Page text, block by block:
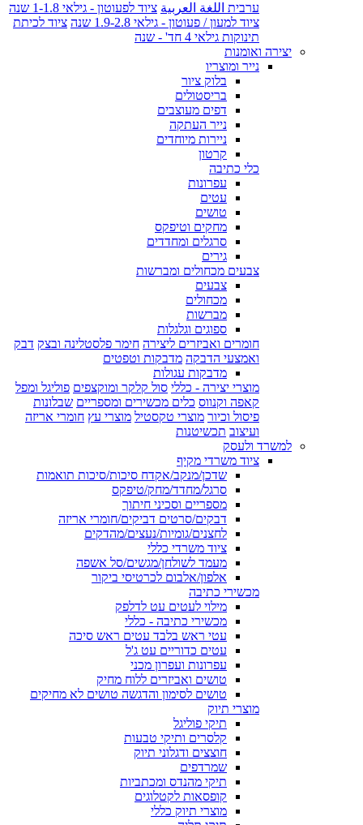
ערבית اللغة العربية ציוד לפעוטון - גילאי 1-1.8 שנה
ציוד למעון / פעוטון - גילאי 1.9-2.8 שנה
ציוד לכיתת
תינוקות גילאי 4 חד' - שנה
יצירה ואומנות
נייר ומוצריו
בלוק ציור
בריסטולים
דפים מעוצבים
נייר העתקה
ניירות מיוחדים
קרטון
כלי כתיבה
עפרונות
עטים
טושים
מחקים וטיפקס
סרגלים ומחדדים
גירים
צבעים מכחולים ומברשות
צבעים
מכחולים
מברשות
ספוגים וגלגלות
חומרים ואביזרים ליצירה חימר פלסטלינה ובצק דבק
ואמצעי הדבקה מדבקות וטפטים
מדבקות עגולות
מוצרי יצירה - כללי סול קלקר ומוקצפים פוליגל ומפל
קאפה וקנווס כלים מכשירים ומספריים שבלונות
פיסול וכיור מוצרי טקסטיל מוצרי עץ חומרי אריזה
ועיצוב תכשיטנות
למשרד ולעסק
ציוד משרדי מקיף
שדכן/מנקב/אקדח סיכות/סיכות תואמות
סרגל/מחדד/מחק/טיפקס
מספריים וסכיני חיתוך
דבקים/סרטים דביקים/חומרי אריזה
לחצנים/גומיות/נעצים/מהדקים
ציוד משרדי כללי
מעמד לשולחן/מגשים/סל אשפה
אלפון/אלבום לכרטיסי ביקור
מכשירי כתיבה
מילוי לעטים עט לדלפק
מכשירי כתיבה - כללי
עטי ראש בלבד עטים ראש סיכה
עטים כדוריים עט ג'ל
עפרונות ועפרון מכני
טושים ואביזרים ללוח מחיק
טושים לסימון והדגשה טושים לא מחיקים
מוצרי תיוק
תיקי פוליגל
קלסרים ותיקי טבעות
חוצצים ודגלוני תיוק
שמרדפים
תיקי מהנדס ומכתביות
קופסאות לקטלוגים
מוצרי תיוק כללי